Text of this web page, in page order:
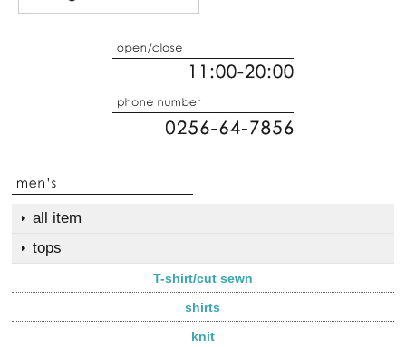
all item
tops
T-shirt/cut sewn
shirts
knit